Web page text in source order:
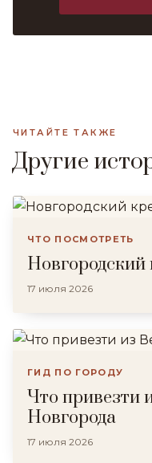
ЧИТАЙТЕ ТАКЖЕ
Другие
ЧТО ПОСМОТРЕТЬ
Новгородский
17 июля 2026
ГИД ПО ГОРОДУ
Что привезти
Новгорода
17 июля 2026